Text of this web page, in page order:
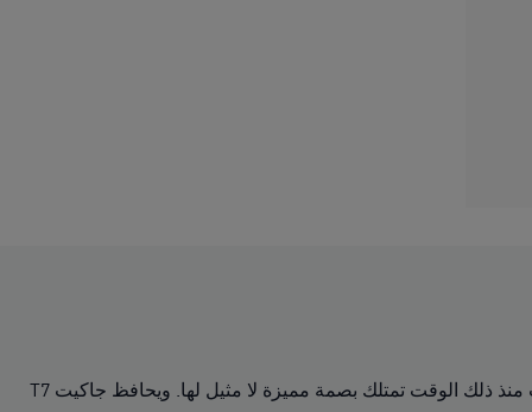
دخلت البدلة الرياضية T7 بخطوطها المميزة التي يبلغ طولها 7 سم إلى عالم الملابس الرياضية لأول مرة في العام 1968، وما زالت منذ ذلك الوقت تمتلك بصمة مميزة لا مثيل لها. ويحافظ جاكيت T7